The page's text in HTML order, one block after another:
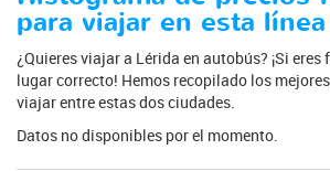
para viajar en esta línea
¿Quieres viajar a Lérida en autobús? ¡Si
lugar correcto! Hemos recopilado los
viajar entre estas dos ciudades.
Datos no disponibles por el momento.